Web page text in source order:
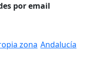
por email
zona Andalucía